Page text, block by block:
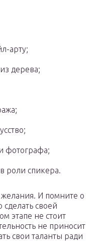
арту;
дерева;
фотографа;
роли спикера.
И помните о
сделать своей
этапе не стоит
не приносит
свои таланты ради